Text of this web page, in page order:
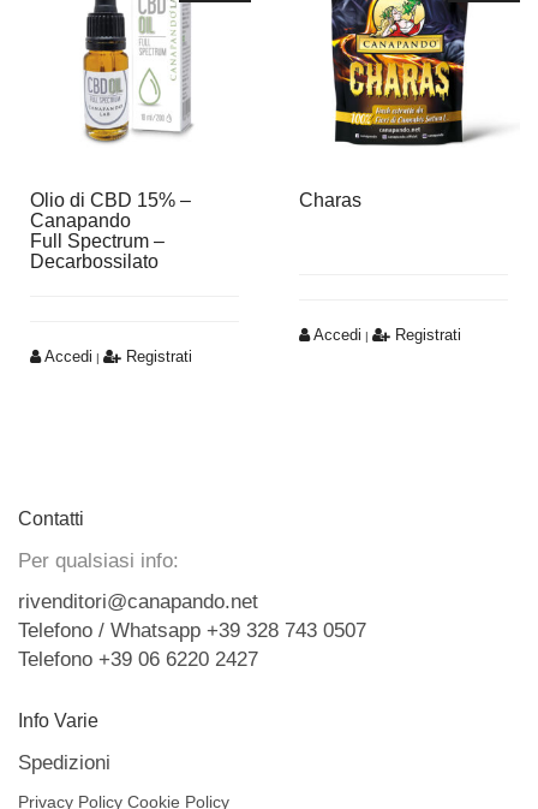
Olio di CBD 15% –
Canapando
Full Spectrum –
Decarbossilato
Accedi | Registrati
Charas
Accedi | Registrati
Contatti
Per qualsiasi info:
rivenditori@canapando.net
Telefono / Whatsapp +39 328 743 0507
Telefono +39 06 6220 2427
Info Varie
Spedizioni
Privacy Policy Cookie Policy